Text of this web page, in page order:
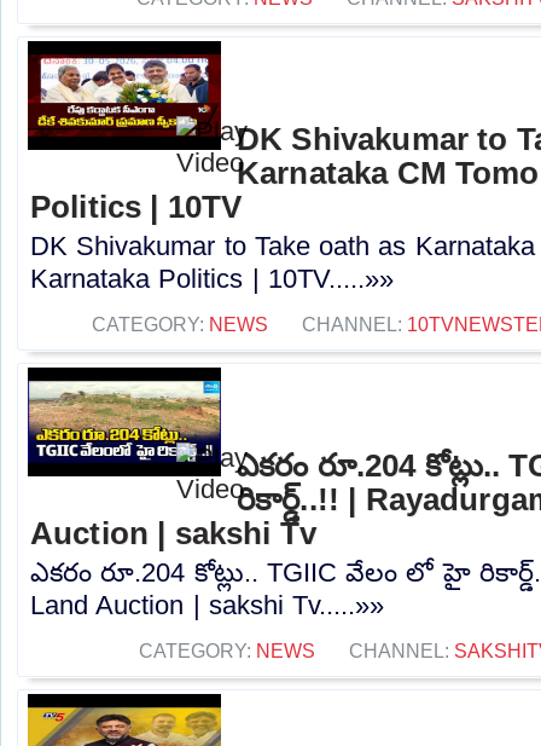
DK Shivakumar to
Karnataka CM
Politics | 10TV
DK Shivakumar to Take oath as
Karnataka Politics | 10TV.....»»
CATEGORY: NEWS CHANNEL:
ఎకరం రూ.204 కోట్లు..
రికార్డ్..!! |
Auction | sakshi Tv
ఎకరం రూ.204 కోట్లు.. TGIIC వేలం లో హై
Land Auction | sakshi Tv.....»»
CATEGORY: NEWS CHANNEL: